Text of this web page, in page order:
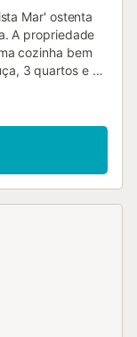
Mar' ostenta
A propriedade
cozinha bem
3 quartos e 1
velocidade
TV, ar
lavar roupa. O
varanda
animais de